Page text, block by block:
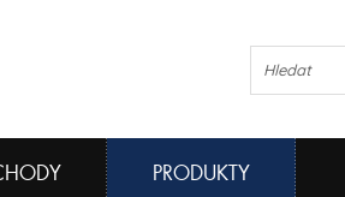
PRODUKTY